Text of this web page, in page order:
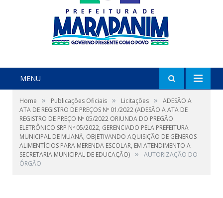
MENU
Home » Publicações Oficiais » Licitações »
ADESÃO A
ATA DE REGISTRO DE PREÇOS Nº 01/2022 (ADESÃO A ATA DE
REGISTRO DE PREÇO Nº 05/2022 ORIUNDA DO PREGÃO
ELETRÔNICO SRP Nº 05/2022, GERENCIADO PELA PREFEITURA
MUNICIPAL DE MUANÁ, OBJETIVANDO AQUISIÇÃO DE GÊNEROS
ALIMENTÍCIOS PARA MERENDA ESCOLAR, EM ATENDIMENTO A
SECRETARIA MUNICIPAL DE EDUCAÇÃO) »
AUTORIZAÇÃO DO
ÓRGÃO